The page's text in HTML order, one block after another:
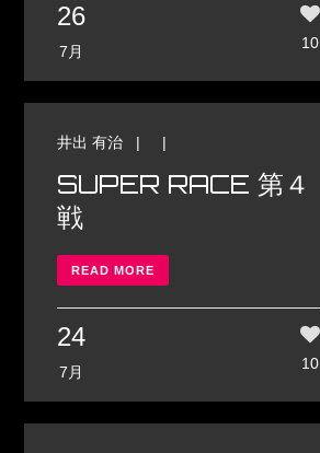
26
7月 10
井出 有治 | |
SUPER RACE 第４
戦
READ MORE
24
7月 10